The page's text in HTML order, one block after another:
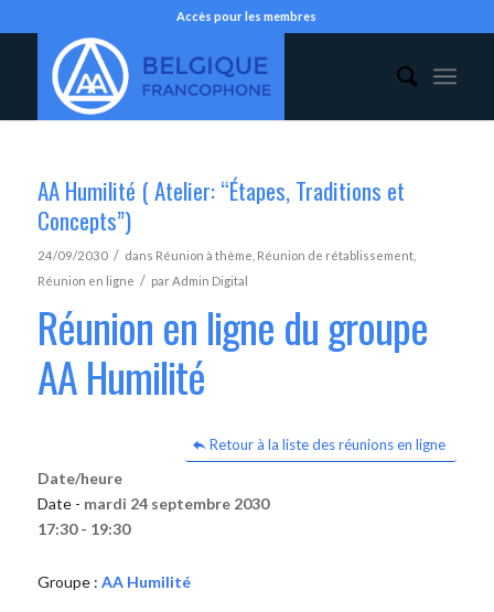
Accès pour les membres
AA Humilité ( Atelier: “Étapes, Traditions et
Concepts”)
24/09/2030 / dans Réunion à thème Réunion de rétablissement,
Réunion en ligne / parAdmin Digital
Réunion en ligne du groupe
AA Humilité
Retour à la liste des réunions en ligne
Date/heure
Date - mardi 24 septembre 2030
17:30 - 19:30
Groupe : AA Humilité